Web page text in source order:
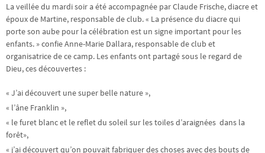
La veillée du mardi soir a été accompagnée par Claude Frische, diacre et
époux de Martine, responsable de club. « La présence du diacre qui
porte son aube pour la célébration est un signe important pour les
enfants. » confie Anne-Marie Dallara, responsable de club et
organisatrice de ce camp. Les enfants ont partagé sous le regard de
Dieu, ces découvertes :
« J’ai découvert une super belle nature »,
« l’âne Franklin »,
« le furet blanc et le reflet du soleil sur les toiles d’araignées dans la
forêt»,
« j’ai découvert qu’on pouvait fabriquer des choses avec des bouts de